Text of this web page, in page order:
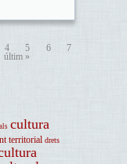
4 5 6
7
últim »
cultura
territorial drets